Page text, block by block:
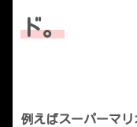
ド。
例えばスーパーマ